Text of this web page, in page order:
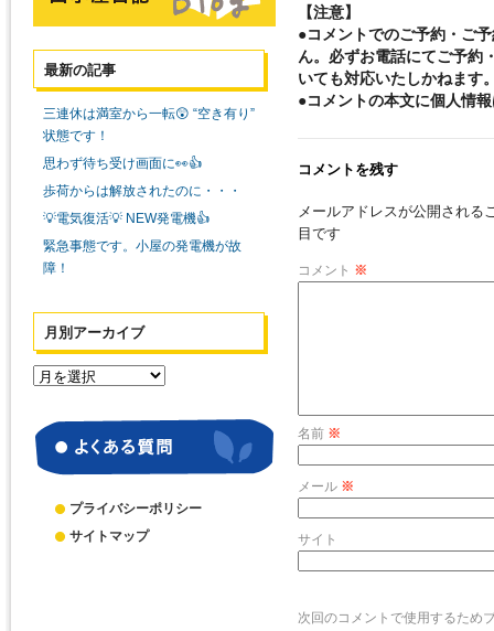
【注意】
●コメントでのご予約・ご
ん。必ずお電話にてご予約
いても対応いたしかねます
●コメントの本文に個人情
コメントを残す
メールアドレスが公開される
目です
コメント ※
名前 ※
メール ※
サイト
次回のコメントで使用するため
最新の記事
三連休は満室から一転😲 “空き有り”
状態です！
思わず待ち受け画面に👀👍
歩荷からは解放されたのに・・・
💡電気復活💡 NEW発電機👍
緊急事態です。小屋の発電機が故
障！
月別アーカイブ
月
ー
カ
プライバシーポリシー
サイトマップ